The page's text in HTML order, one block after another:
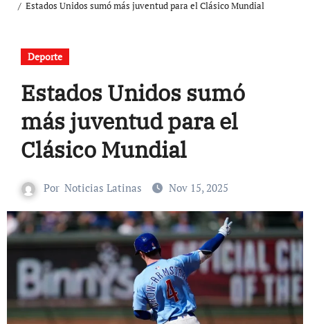
Estados Unidos sumó más juventud para el Clásico Mundial
Deporte
Estados Unidos sumó
más juventud para el
Clásico Mundial
Por Noticias Latinas Nov 15, 2025